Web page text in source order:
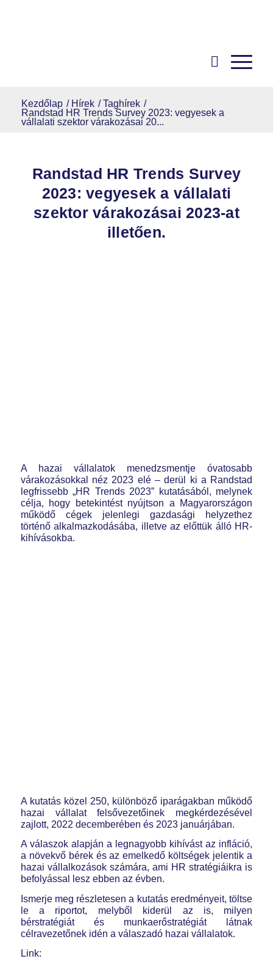
Kezdőlap / Hírek / Taghírek /
Randstad HR Trends Survey 2023: vegyesek a
vállalati szektor várakozásai 20...
Randstad HR Trends Survey
2023: vegyesek a vállalati
szektor várakozásai 2023-at
illetően.
A hazai vállalatok menedzsmentje óvatosabb
várakozásokkal néz 2023 elé – derül ki a Randstad
legfrissebb „HR Trends 2023” kutatásából, melynek
célja, hogy betekintést nyújtson a Magyarországon
működő cégek jelenlegi gazdasági helyzethez
történő alkalmazkodásába, illetve az előttük álló HR-
kihívásokba.
A kutatás közel 250, különböző iparágakban működő
hazai vállalat felsővezetőinek megkérdezésével
zajlott, 2022 decemberében és 2023 januárjában.
A válaszok alapján a legnagyobb kihívást az infláció,
a növekvő bérek és az emelkedő költségek jelentik a
hazai vállalkozások számára, ami HR stratégiáikra is
befolyással lesz ebben az évben.
Ismerje meg részletesen a kutatás eredményeit, töltse
le a riportot, melyből kiderül az is, milyen
bérstratégiát és munkaerőstratégiát látnak
célravezetőnek idén a válaszadó hazai vállalatok.
Link: